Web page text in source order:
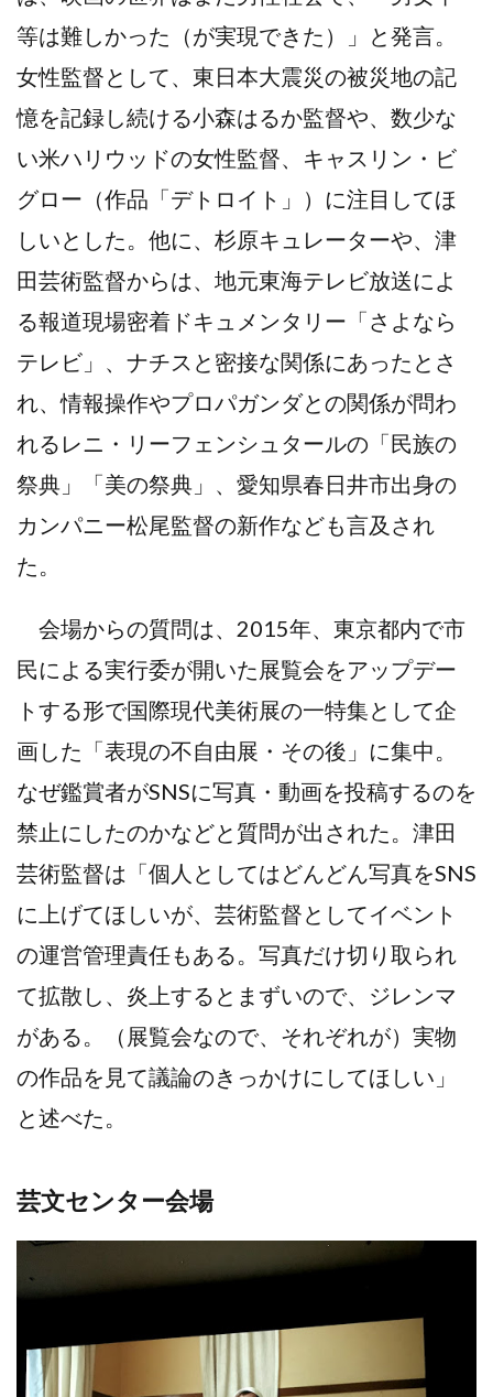
等は難しかった（が実現できた）」と発言。
女性監督として、東日本大震災の被災地の記
憶を記録し続ける小森はるか監督や、数少な
い米ハリウッドの女性監督、キャスリン・ビ
グロー（作品「デトロイト」）に注目してほ
しいとした。他に、杉原キュレーターや、津
田芸術監督からは、地元東海テレビ放送によ
る報道現場密着ドキュメンタリー「さよなら
テレビ」、ナチスと密接な関係にあったとさ
れ、情報操作やプロパガンダとの関係が問わ
れるレニ・リーフェンシュタールの「民族の
祭典」「美の祭典」、愛知県春日井市出身の
カンパニー松尾監督の新作なども言及され
た。
会場からの質問は、2015年、東京都内で市
民による実行委が開いた展覧会をアップデー
トする形で国際現代美術展の一特集として企
画した「表現の不自由展・その後」に集中。
なぜ鑑賞者がSNSに写真・動画を投稿するのを
禁止にしたのかなどと質問が出された。津田
芸術監督は「個人としてはどんどん写真をSNS
に上げてほしいが、芸術監督としてイベント
の運営管理責任もある。写真だけ切り取られ
て拡散し、炎上するとまずいので、ジレンマ
がある。（展覧会なので、それぞれが）実物
の作品を見て議論のきっかけにしてほしい」
と述べた。
芸文センター会場